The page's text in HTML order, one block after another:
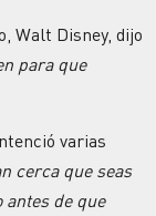
Walt Disney, dijo
para que
varias
cerca que seas
antes de que